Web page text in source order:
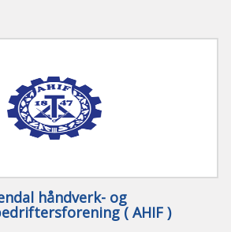
håndverk- og
( AHIF )